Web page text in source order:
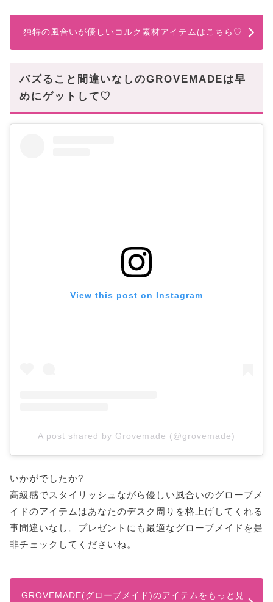
独特の風合いが優しいコルク素材アイテムはこちら♡
バズること間違いなしのGROVEMADEは早
めにゲットして♡
View this post on Instagram
A post shared by Grovemade (@grovemade)
いかがでしたか?
高級感でスタイリッシュながら優しい風合いのグローブメ
イドのアイテムはあなたのデスク周りを格上げしてくれる
事間違いなし。プレゼントにも最適なグローブメイドを是
非チェックしてくださいね。
GROVEMADE(グローブメイド)のアイテムをもっと見